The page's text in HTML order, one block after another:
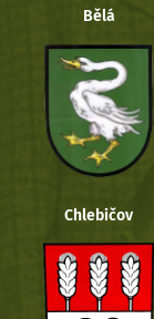
Bělá
Chlebičov